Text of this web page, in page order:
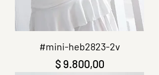
#mini-heb2823-2v
Precio
$ 9.800,00